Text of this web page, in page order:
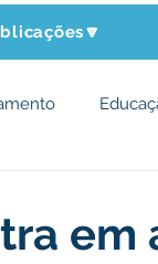
em